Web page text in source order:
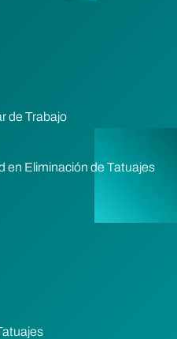
LinkedIn
de Trabajo
en Eliminación de Tatuajes